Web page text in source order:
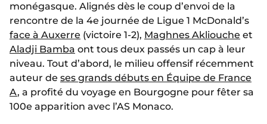
monégasque. Alignés dès le coup d’envoi de la
rencontre de la 4e journée de Ligue 1 McDonald’s
face à Auxerre (victoire 1-2), Maghnes Akliouche et
Aladji Bamba ont tous deux passés un cap à leur
niveau. Tout d’abord, le milieu offensif récemment
auteur de ses grands débuts en Équipe de France
A, a profité du voyage en Bourgogne pour fêter sa
100e apparition avec l’AS Monaco.